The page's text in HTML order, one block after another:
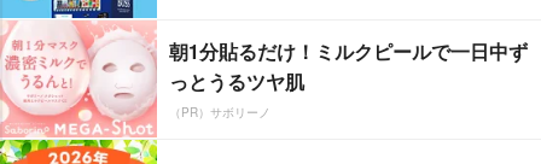
朝1分貼るだけ！ミルクピールで一日中ず
っとうるツヤ肌
（PR）サボリーノ